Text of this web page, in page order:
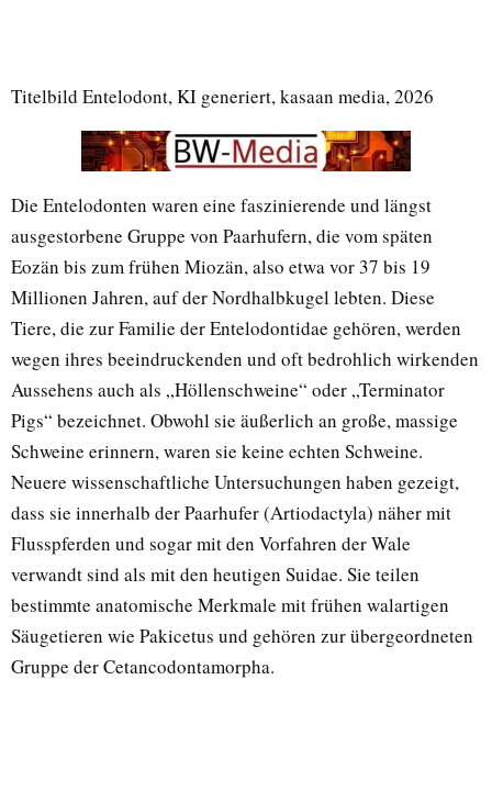
Titelbild Entelodont, KI generiert, kasaan media, 2026
Die Entelodonten waren eine faszinierende und längst
ausgestorbene Gruppe von Paarhufern, die vom späten
Eozän bis zum frühen Miozän, also etwa vor 37 bis 19
Millionen Jahren, auf der Nordhalbkugel lebten. Diese
Tiere, die zur Familie der Entelodontidae gehören, werden
wegen ihres beeindruckenden und oft bedrohlich wirkenden
Aussehens auch als „Höllenschweine“ oder „Terminator
Pigs“ bezeichnet. Obwohl sie äußerlich an große, massige
Schweine erinnern, waren sie keine echten Schweine.
Neuere wissenschaftliche Untersuchungen haben gezeigt,
dass sie innerhalb der Paarhufer (Artiodactyla) näher mit
Flusspferden und sogar mit den Vorfahren der Wale
verwandt sind als mit den heutigen Suidae. Sie teilen
bestimmte anatomische Merkmale mit frühen walartigen
Säugetieren wie Pakicetus und gehören zur übergeordneten
Gruppe der Cetancodontamorpha.